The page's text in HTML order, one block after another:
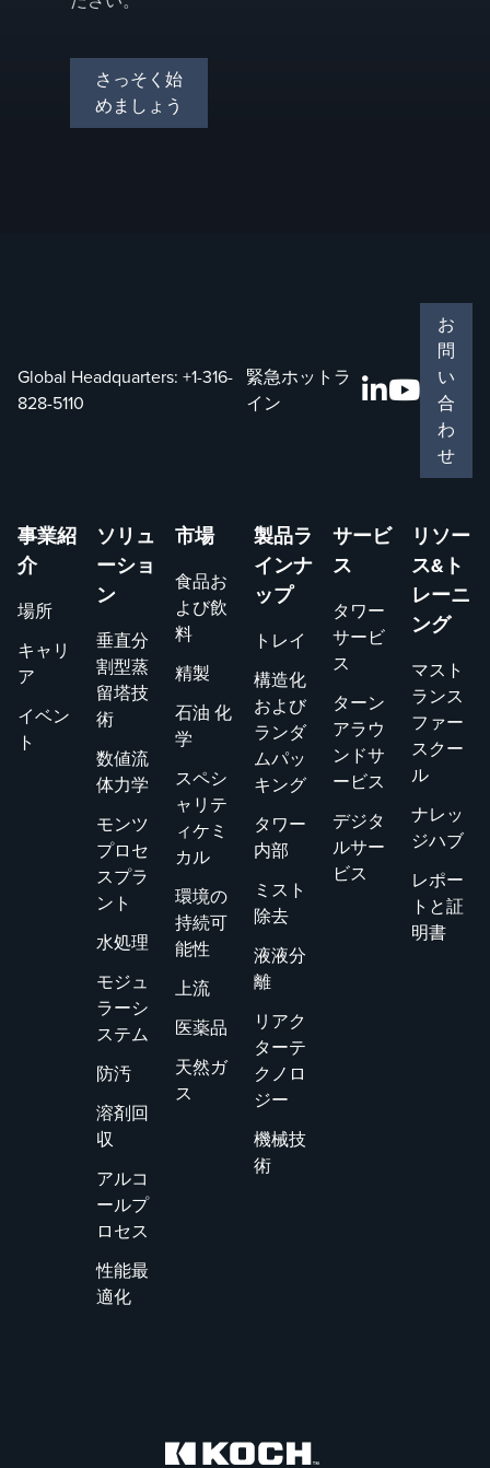
さっそく始
めましょう
Global Headquarters: +1-316-
828-5110
緊急ホットラ
イン
お
問
い
合
わ
せ
事業紹
介
場所
キャリ
ア
イベン
ト
ソリュ
ーショ
ン
垂直分
割型蒸
留塔技
術
数値流
体力学
モンツ
プロセ
スプラ
ント
水処理
モジュ
ラーシ
ステム
防汚
溶剤回
収
アルコ
ールプ
ロセス
性能最
適化
市場
食品お
よび飲
料
精製
石油 化
学
スペシ
ャリテ
ィケミ
カル
環境の
持続可
能性
上流
医薬品
天然ガ
ス
製品ラ
インナ
ップ
トレイ
構造化
および
ランダ
ムパッ
キング
タワー
内部
ミスト
除去
液液分
離
リアク
ターテ
クノロ
ジー
機械技
術
サービ
ス
タワー
サービ
ス
ターン
アラウ
ンドサ
ービス
デジタ
ルサー
ビス
リソー
ス&ト
レーニ
ング
マスト
ランス
ファー
スクー
ル
ナレッ
ジハブ
レポー
トと証
明書